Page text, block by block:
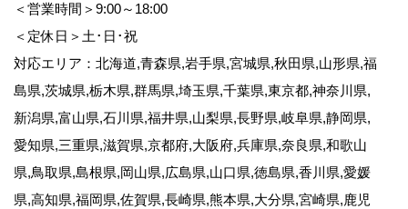
＜営業時間＞9:00～18:00
＜定休日＞土･日･祝
対応エリア：北海道,青森県,岩手県,宮城県,秋田県,山形県,福
島県,茨城県,栃木県,群馬県,埼玉県,千葉県,東京都,神奈川県,
新潟県,富山県,石川県,福井県,山梨県,長野県,岐阜県,静岡県,
愛知県,三重県,滋賀県,京都府,大阪府,兵庫県,奈良県,和歌山
県,鳥取県,島根県,岡山県,広島県,山口県,徳島県,香川県,愛媛
県,高知県,福岡県,佐賀県,長崎県,熊本県,大分県,宮崎県,鹿児